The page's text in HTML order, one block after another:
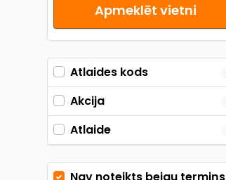
Apmeklēt vietni
Atlaides kods
Akcija
Atlaide
Nav noteikts beigu termiņs